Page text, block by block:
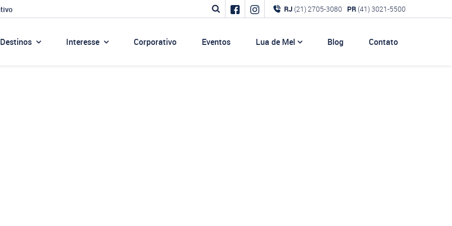
RJ (21) 2705-3080 PR (41) 3021-5500
Destinos Interesse Corporativo Eventos Lua de Mel Blog Contato